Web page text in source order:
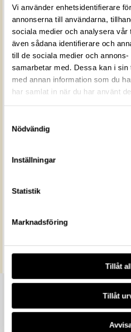
Vi använder enhetsidentifierare
annonserna till användarna,
sociala medier och analysera
även sådana identifierare och
till de sociala medier och
samarbetar med. Dessa kan i
med annan information som du
har samlat in när du har använt
Nödvändig
Inställningar
Statistik
Marknadsföring
Tillåt
Tillåt
Crux typ
Föremålsnummer 3004054
Mediatyp
image/jpeg
ID‑nummer
487d7460-
Fotograf
Audy, Florent
Fotodatum
https://
All textinformation (metadata)
licensen CC0.
Mer information om licenser hos